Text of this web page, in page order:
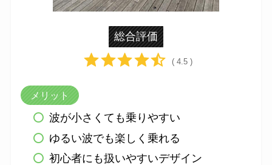
総合評価
( 4.5 )
メリット
波が小さくても乗りやすい
ゆるい波でも楽しく乗れる
初心者にも扱いやすいデザイン